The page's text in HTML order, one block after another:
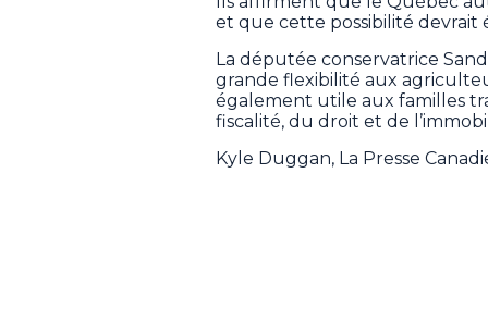
et que cette possibilité devrait
La députée conservatrice
grande flexibilité aux
également utile aux familles
fiscalité, du droit et de
Kyle Duggan, La Presse